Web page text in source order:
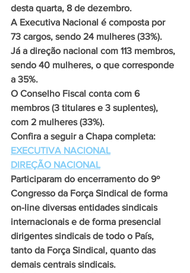
desta quarta, 8 de dezembro.
A Executiva Nacional é composta por
73 cargos, sendo 24 mulheres (33%).
Já a direção nacional com 113 membros,
sendo 40 mulheres, o que corresponde
a 35%.
O Conselho Fiscal conta com 6
membros (3 titulares e 3 suplentes),
com 2 mulheres (33%).
Confira a seguir a Chapa completa:
EXECUTIVA NACIONAL
DIREÇÃO NACIONAL
Participaram do encerramento do 9º
Congresso da Força Sindical de forma
on-line diversas entidades sindicais
internacionais e de forma presencial
dirigentes sindicais de todo o País,
tanto da Força Sindical, quanto das
demais centrais sindicais.